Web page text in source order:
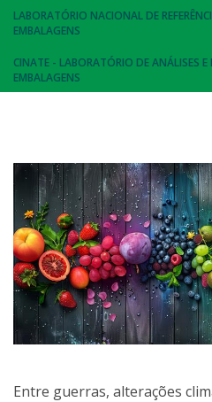
LABORATÓRIO NACIONAL DE
EMBALAGENS
CINATE - LABORATÓRIO DE ANÁLISES
EMBALAGENS
Entre guerras, alterações